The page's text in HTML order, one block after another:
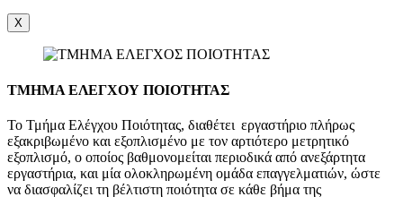
X
ΤΜΗΜΑ ΕΛΕΓΧΟΥ ΠΟΙΟΤΗΤΑΣ
Το Τμήμα Ελέγχου Ποιότητας, διαθέτει εργαστήριο πλήρως
εξακριβωμένο και εξοπλισμένο με τον αρτιότερο μετρητικό
εξοπλισμό, ο οποίος βαθμονομείται περιοδικά από ανεξάρτητα
εργαστήρια, και μία ολοκληρωμένη ομάδα επαγγελματιών, ώστε
να διασφαλίζει τη βέλτιστη ποιότητα σε κάθε βήμα της